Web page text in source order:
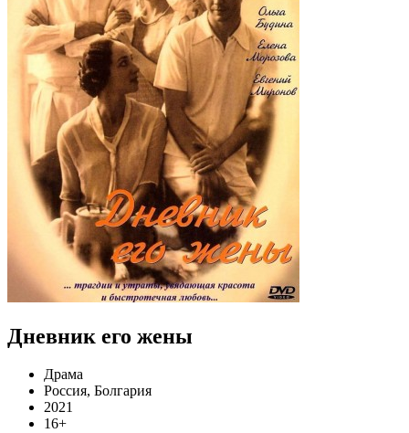
Дневник его жены
Драма
Россия, Болгария
2021
16+